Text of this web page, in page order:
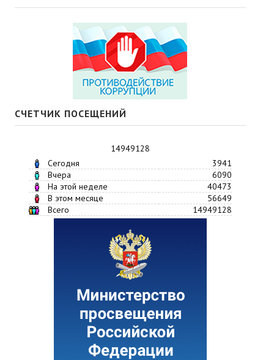
СЧЕТЧИК ПОСЕЩЕНИЙ
14949128
Сегодня
3941
Вчера
6090
На этой неделе
40473
В этом месяце
56649
Всего
14949128